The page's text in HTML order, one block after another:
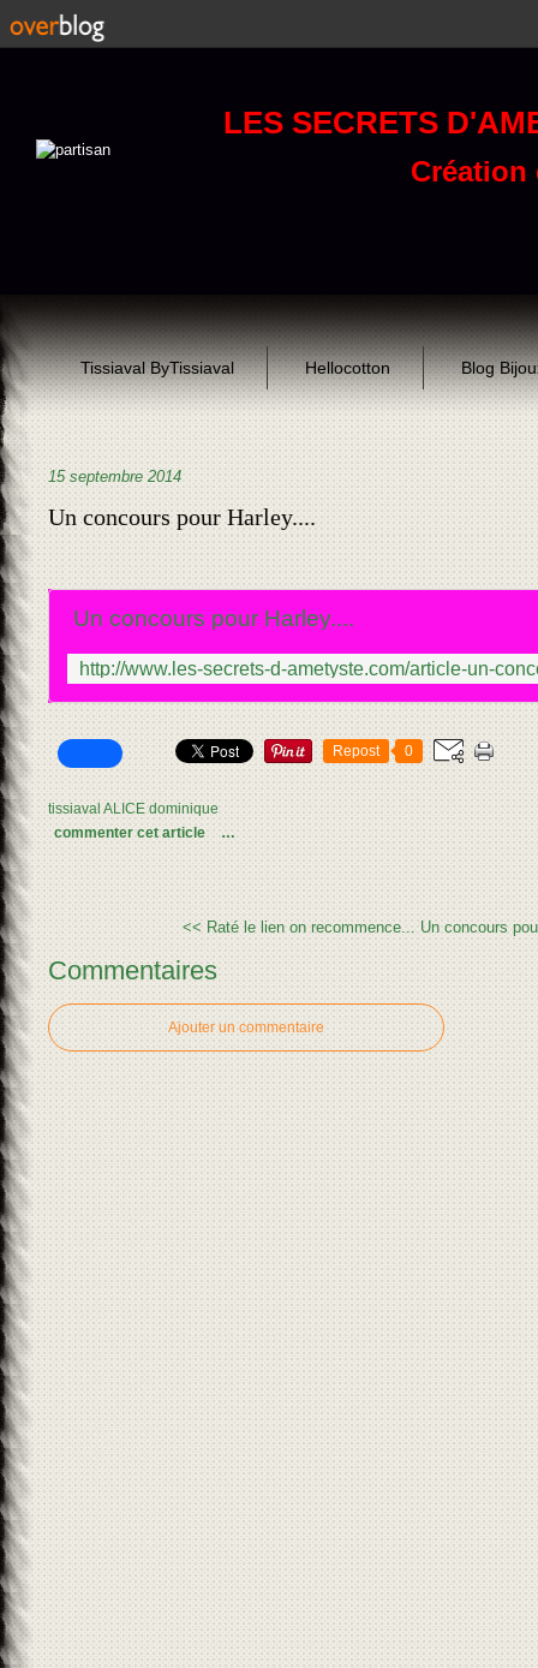
LES SECRETS
Création
Tissiaval ByTissiaval Hellocotton Blog
15 septembre 2014
Un concours pour Harley....
Un concours pour Harley....
Repost 0
tissiaval ALICE dominique
commenter cet article
…
<< Raté le lien on recommence... Un concours
Commentaires
Ajouter un commentaire